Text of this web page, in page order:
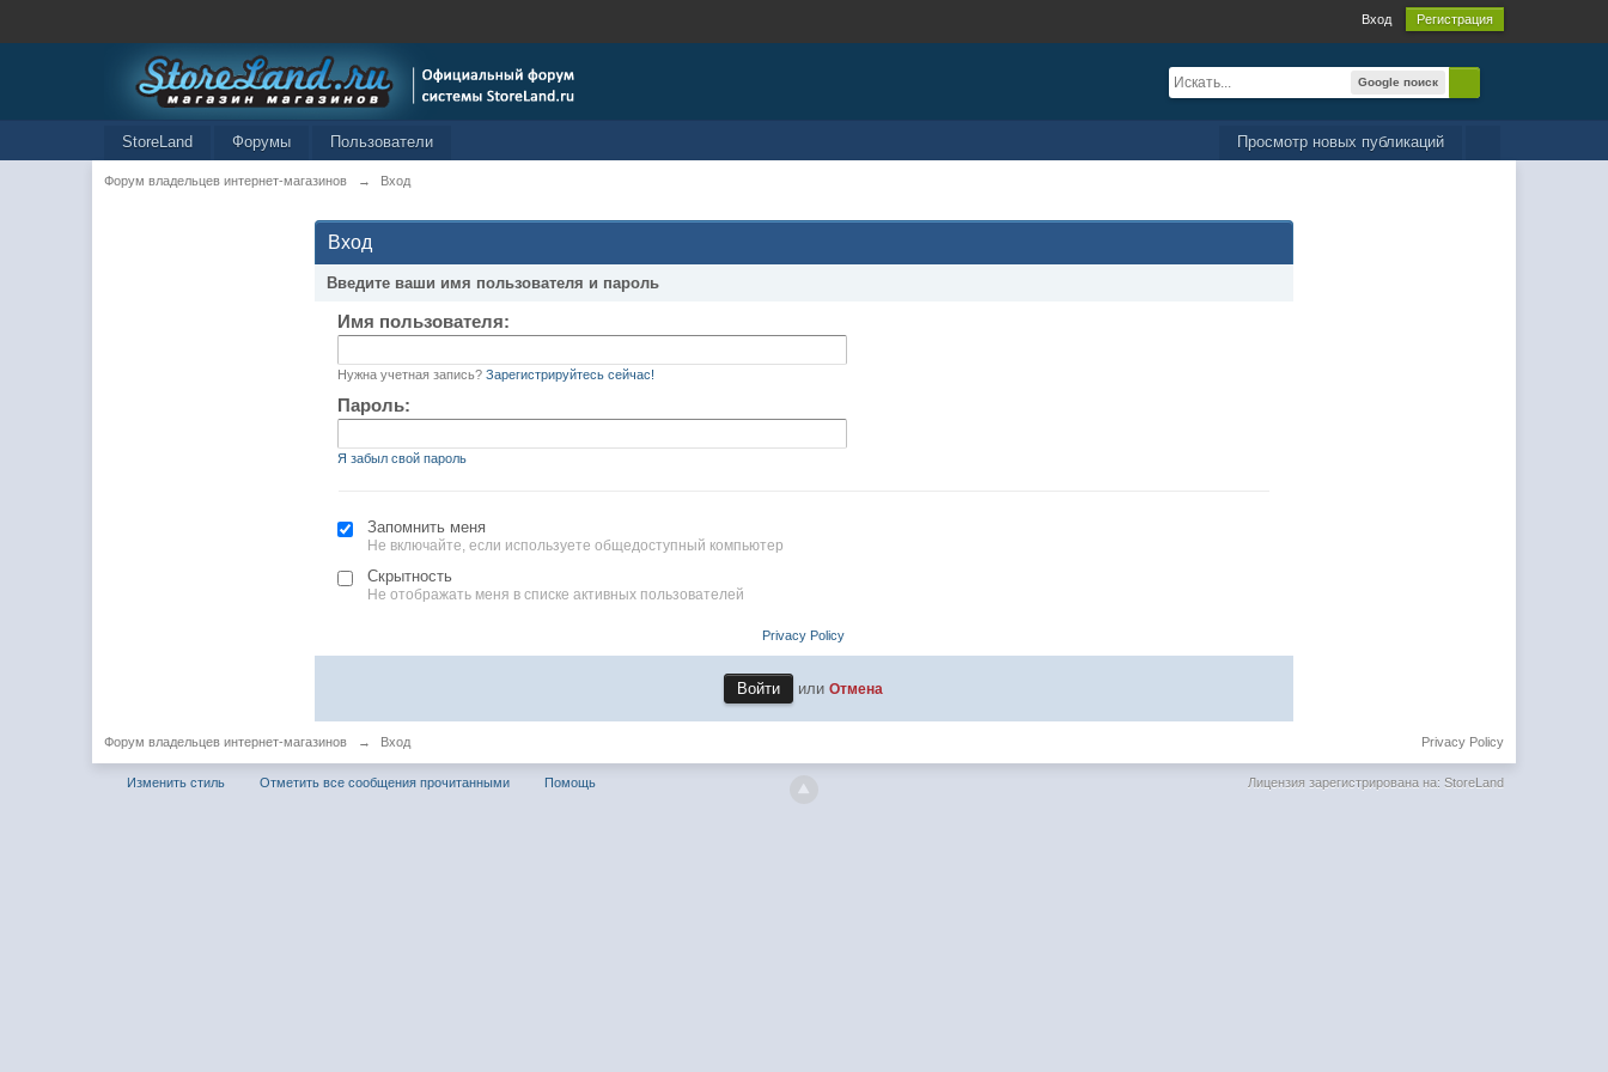
Вход Регистрация
Google поиск
Просмотр новых публикаций
StoreLand Форумы Пользователи
Форум владельцев интернет-магазинов → Вход
Вход
Введите ваши имя пользователя и пароль
Имя пользователя:
Нужна учетная запись? Зарегистрируйтесь сейчас!
Пароль:
Я забыл свой пароль
Запомнить меня
Не включайте, если используете общедоступный компьютер
Скрытность
Не отображать меня в списке активных пользователей
Privacy Policy
илиОтмена
Форум владельцев интернет-магазинов → Вход Privacy Policy
Изменить стиль Отметить все сообщения прочитанными Помощь Лицензия зарегистрирована на: StoreLand